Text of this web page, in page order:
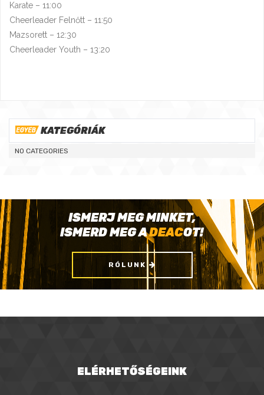
Karate – 11:00
Cheerleader Felnőtt – 11:50
Mazsorett – 12:30
Cheerleader Youth – 13:20
KATEGÓRIÁK
NO CATEGORIES
ISMERJ MEG MINKET,
ISMERD MEG ADEACOT!
RÓLUNK
ELÉRHETŐSÉGEINK